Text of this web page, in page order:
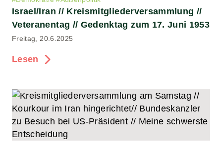
Israel/Iran // Kreismitgliederversammlung //
Veteranentag // Gedenktag zum 17. Juni 1953
Freitag, 20.6.2025
Lesen